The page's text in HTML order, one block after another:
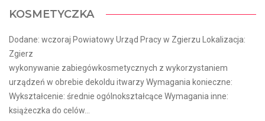
KOSMETYCZKA
Dodane: wczoraj Powiatowy Urząd Pracy w Zgierzu Lokalizacja:
Zgierz
wykonywanie zabiegówkosmetycznych z wykorzystaniem
urządzeń w obrebie dekoldu itwarzy Wymagania konieczne:
Wykształcenie: średnie ogólnokształcące Wymagania inne:
książeczka do celów...